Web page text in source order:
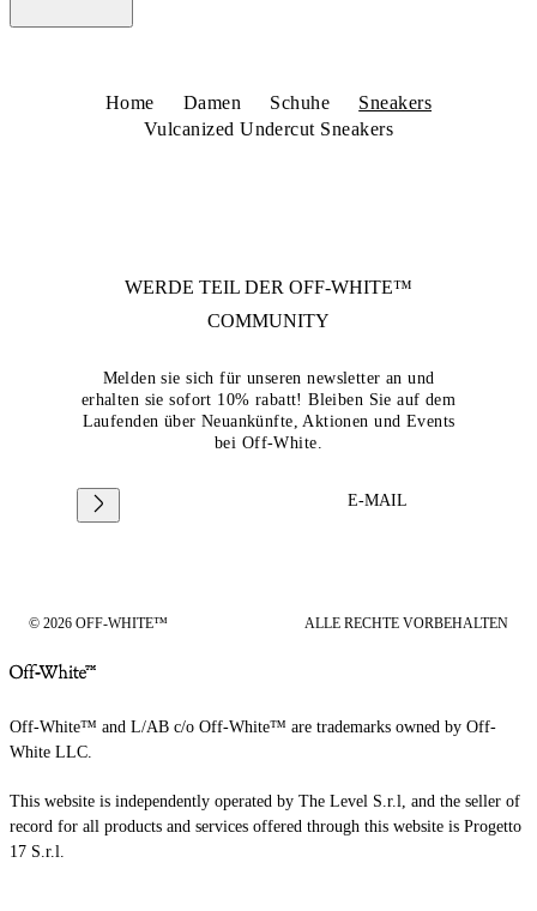
Home Damen Schuhe
Sneakers
Vulcanized Undercut Sneakers
WERDE TEIL DER OFF-WHITE™
COMMUNITY
Melden sie sich für unseren newsletter an und
erhalten sie sofort 10% rabatt! Bleiben Sie auf dem
Laufenden über Neuankünfte, Aktionen und Events
bei Off-White.
E-MAIL
© 2026 OFF-WHITE™ ALLE RECHTE VORBEHALTEN
Off-White™ and L/AB c/o Off-White™ are trademarks owned by Off-
White LLC.
This website is independently operated by The Level S.r.l, and the seller of
record for all products and services offered through this website is Progetto
17 S.r.l.